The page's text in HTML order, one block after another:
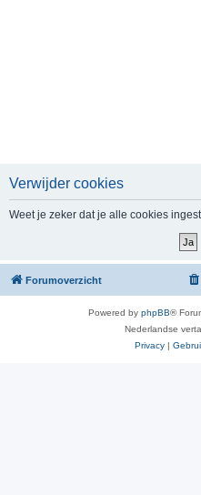
Verwijder cookies
Weet je zeker dat je alle cookies
Forumoverzicht
Powered by phpBB®
Nederlandse
Privacy |